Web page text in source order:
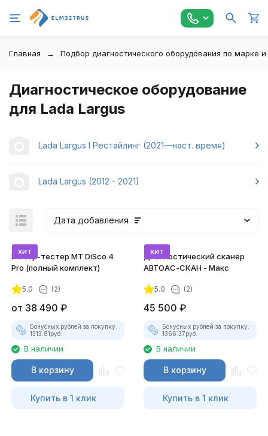
Главная Подбор диагностического оборудования по марке
Диагностическое оборудование
для Lada Largus
Lada Largus I Рестайлинг (2021—наст. время)
Lada Largus (2012 - 2021)
Дата добавления
хит
Мотор-тестер MT DiSco 4
Pro (полный комплект)
5.0 (2)
от 38 490 ₽
Бонусных рублей за покупку:
1313.81руб.
В наличии
В корзину
Купить в 1 клик
хит
Диагностический сканер
АВТОАС-СКАН - Макс
5.0 (2)
45 500 ₽
Бонусных рублей за покупку:
1366.37руб.
В наличии
В корзину
Купить в 1 клик